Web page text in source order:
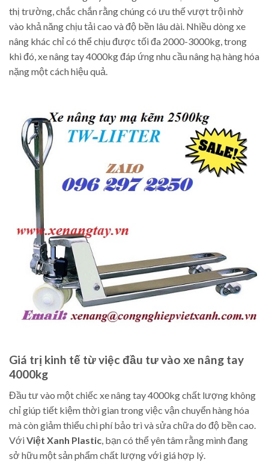
thị trường, chắc chắn rằng chúng có ưu thế vượt trội nhờ
vào khả năng chịu tải cao và độ bền lâu dài. Nhiều dòng xe
nâng khác chỉ có thể chịu được tối đa 2000-3000kg, trong
khi đó, xe nâng tay 4000kg đáp ứng nhu cầu nâng hạ hàng hóa
nặng một cách hiệu quả.
Giá trị kinh tế từ việc đầu tư vào xe nâng tay
4000kg
Đầu tư vào một chiếc xe nâng tay 4000kg chất lượng không
chỉ giúp tiết kiệm thời gian trong việc vận chuyển hàng hóa
mà còn giảm thiểu chi phí bảo trì và sửa chữa do độ bền cao.
VớiViệt Xanh Plastic , bạn có thể yên tâm rằng mình đang
sở hữu một sản phẩm chất lượng với giá hợp lý.